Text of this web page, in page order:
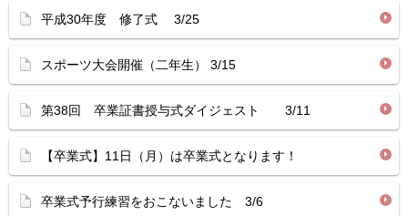
平成30年度 修了式 3/25
スポーツ大会開催（二年生） 3/15
第38回 卒業証書授与式ダイジェスト 3/11
【卒業式】11日（月）は卒業式となります！
卒業式予行練習をおこないました 3/6